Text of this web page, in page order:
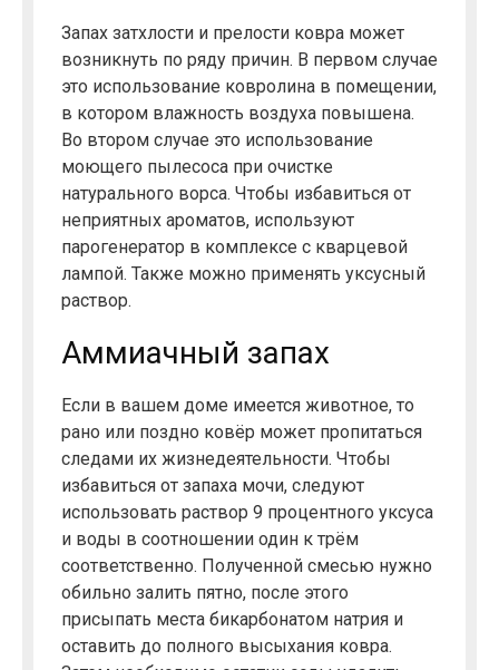
Запах затхлости и прелости ковра может
возникнуть по ряду причин. В первом случае
это использование ковролина в помещении,
в котором влажность воздуха повышена.
Во втором случае это использование
моющего пылесоса при очистке
натурального ворса. Чтобы избавиться от
неприятных ароматов, используют
парогенератор в комплексе с кварцевой
лампой. Также можно применять уксусный
раствор.
Аммиачный запах
Если в вашем доме имеется животное, то
рано или поздно ковёр может пропитаться
следами их жизнедеятельности. Чтобы
избавиться от запаха мочи, следуют
использовать раствор 9 процентного уксуса
и воды в соотношении один к трём
соответственно. Полученной смесью нужно
обильно залить пятно, после этого
присыпать места бикарбонатом натрия и
оставить до полного высыхания ковра.